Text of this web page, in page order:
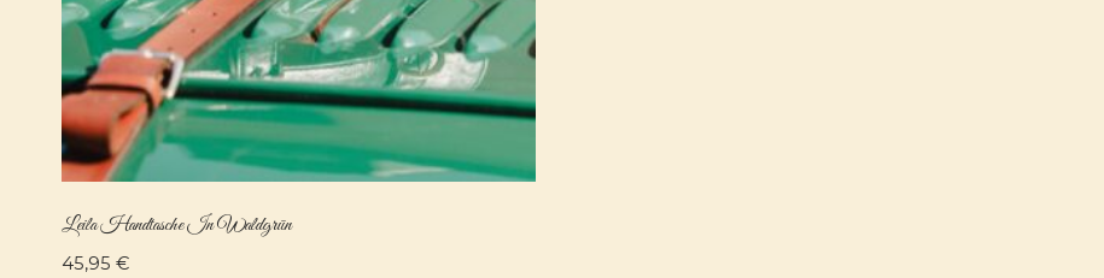
Leila Handtasche In Waldgrün
45,95 €